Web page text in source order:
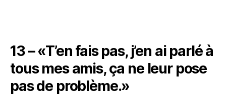
13 – «T’en fais pas, j’en ai parlé à
tous mes amis, ça ne leur pose
pas de problème.»